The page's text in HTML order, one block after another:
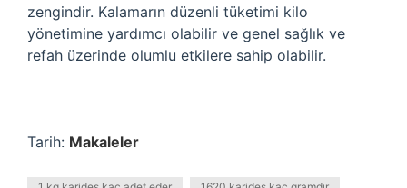
zengindir. Kalamarın düzenli tüketimi kilo
yönetimine yardımcı olabilir ve genel sağlık ve
refah üzerinde olumlu etkilere sahip olabilir.
Tarih: Makaleler